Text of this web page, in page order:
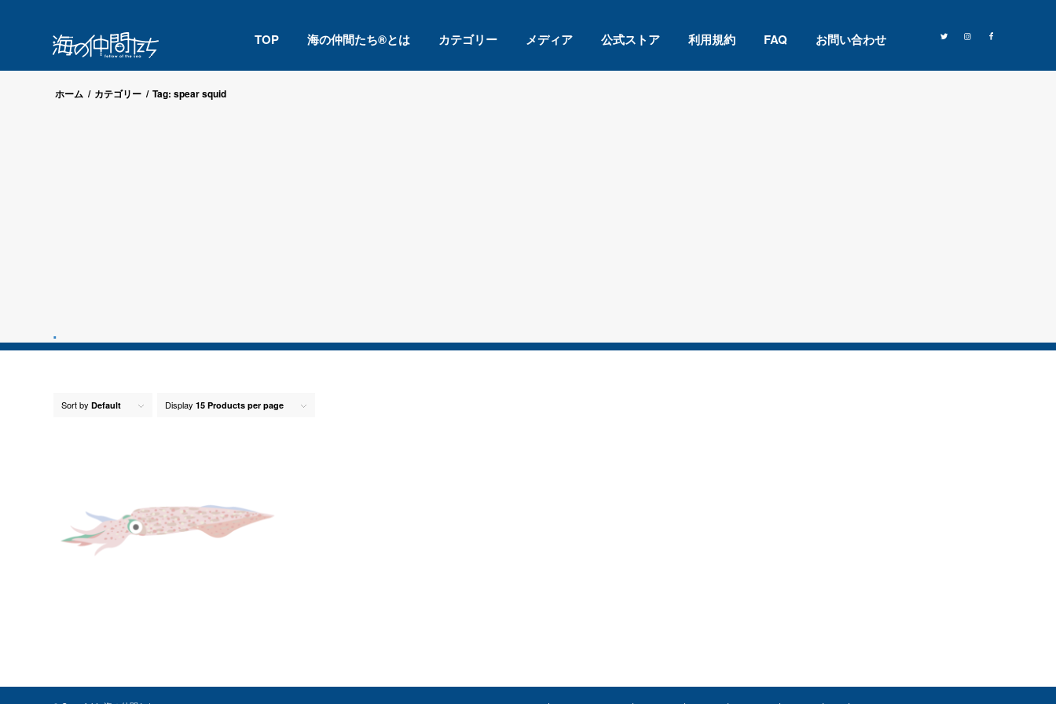
TOP 海の仲間たち®とは カテゴリー メディア 公式ストア 利用規約 FAQ お問い合わせ
ホーム / カテゴリー / Tag: spear squid
Sort by Default Display 15 Products per page